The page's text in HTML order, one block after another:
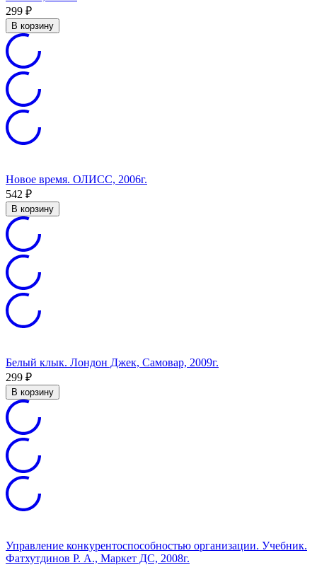
299 ₽
В корзину
Новое время. ОЛИСС, 2006г.
542 ₽
В корзину
Белый клык. Лондон Джек, Самовар, 2009г.
299 ₽
В корзину
Управление конкурентоспособностью организации. Учебник.
Фатхутдинов Р. А., Маркет ДС, 2008г.